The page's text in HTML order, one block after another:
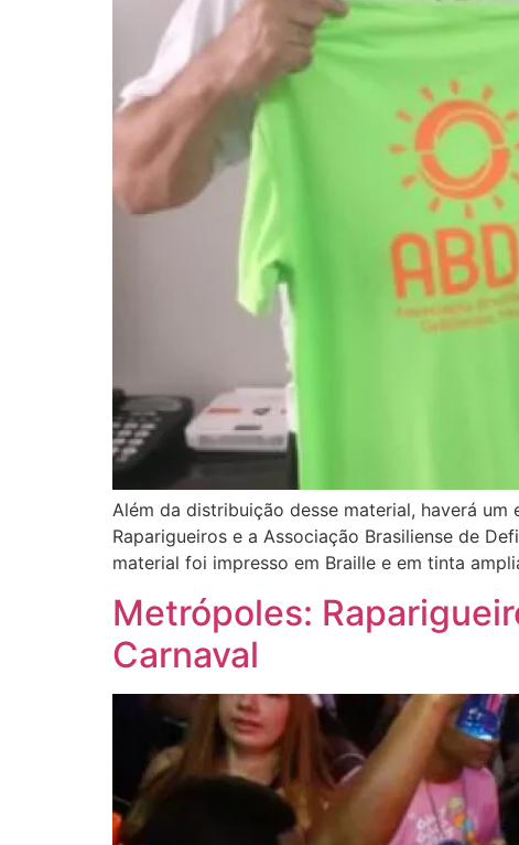
Além da distribuição desse material, haverá
Raparigueiros e a Associação Brasiliense de
material foi impresso em Braille e em tinta
Metrópoles:
Carnaval